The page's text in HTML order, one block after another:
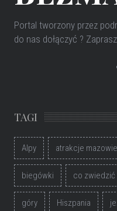
Portal tworzony przez
do nas dołączyć ?
TAGI
Alpy atrakcje
biegówki co zwiedzić
góry Hiszpania